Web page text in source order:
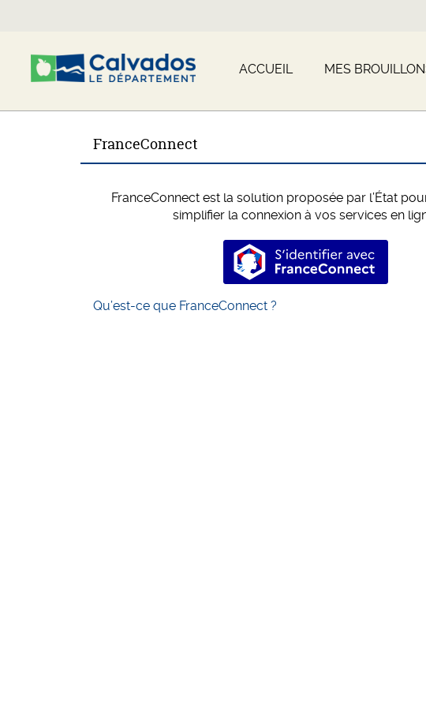
ACCUEIL MES
FranceConnect
FranceConnect est la solution proposée par l’État
simplifier la connexion à vos services en
S’identifier avec
Qu’est-ce que FranceConnect ?